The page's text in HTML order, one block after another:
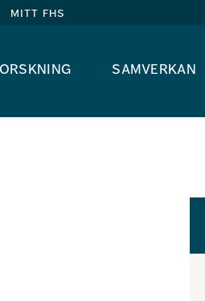
mitt fhs
samverkan